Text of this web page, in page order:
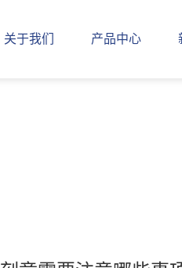
关于我们 产品中心